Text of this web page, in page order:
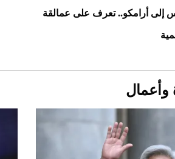
أرامكو.. تعرف على عمالقة
وأعمال